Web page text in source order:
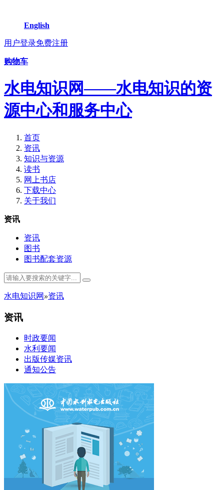
English
用户登录免费注册
购物车
水电知识网——水电知识的资
源中心和服务中心
首页
资讯
知识与资源
读书
网上书店
下载中心
关于我们
资讯
资讯
图书
图书配套资源
水电知识网 »资讯
资讯
时政要闻
水利要闻
出版传媒资讯
通知公告